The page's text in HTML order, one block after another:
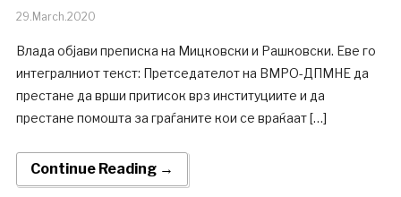
29.March.2020
Влада објави преписка на Мицковски и Рашковски. Еве го
интегралниот текст: Претседателот на ВМРО-ДПМНЕ да
престане да врши притисок врз институциите и да
престане помошта за граѓаните кои се враќаат […]
Continue Reading →